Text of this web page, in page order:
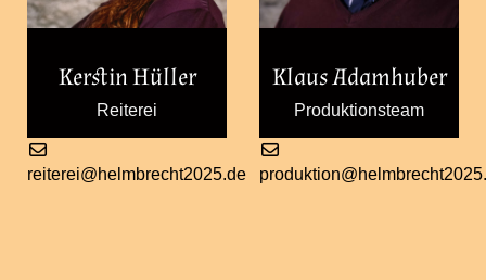
Kerstin Hüller
Reiterei
reiterei@helmbrecht2025.de
Klaus Adamhuber
Produktionsteam